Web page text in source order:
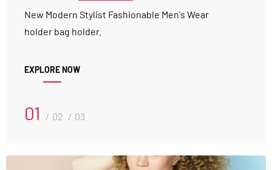
New Modern Stylist Fashionable Men's Wear
holder bag holder.
EXPLORE NOW
01 02 03